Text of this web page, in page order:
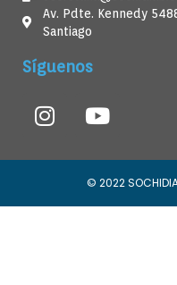
Av. Pdte. Kennedy
Santiago
Síguenos
© 2022